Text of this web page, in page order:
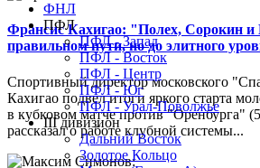
Франсис Кахигао: "Полех, Сорокин и
правильном пути, но до элитного
Спортивный директор московского
Кахигао подвел итоги яркого старта
в кубковом матче против "Оренбурга"
рассказал о работе клубной системы...
ФНЛ
ПФЛ
ПФЛ - Запад
ПФЛ - Восток
ПФЛ - Центр
ПФЛ - Юг
ПФЛ - Урал-Поволжье
III дивизион
Дальний Восток
Золотое Кольцо